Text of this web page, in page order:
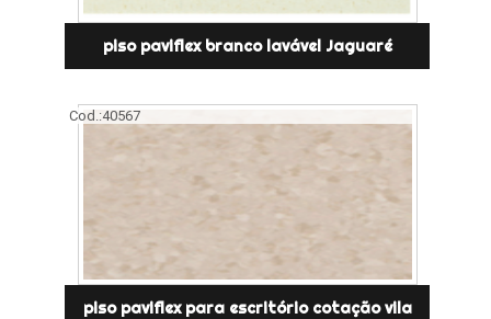
piso paviflex branco lavável Jaguaré
Cod.:40567
piso paviflex para escritório cotação vila